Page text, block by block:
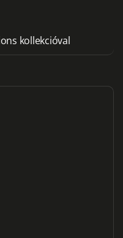
kollekcióval